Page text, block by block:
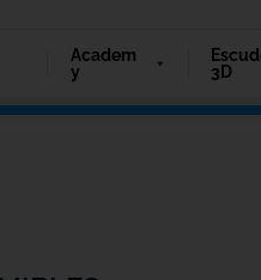
Academ
y
3D